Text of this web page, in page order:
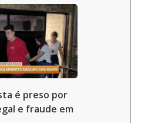
é preso por
e fraude em